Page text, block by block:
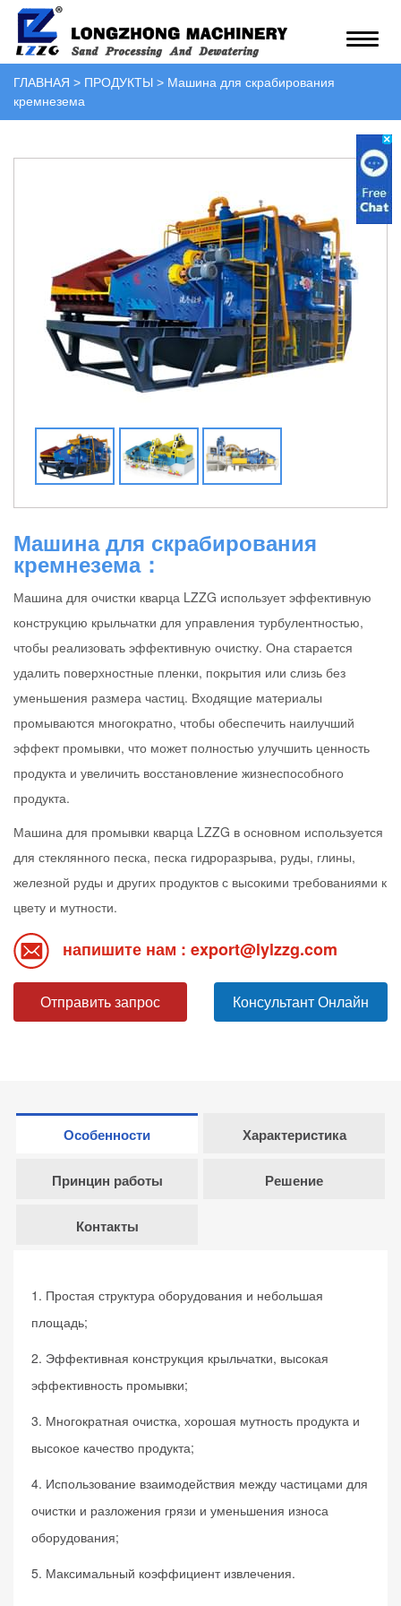
ГЛАВНАЯ > ПРОДУКТЫ > Машина для скрабирования
кремнезема
Машина для скрабирования
кремнезема：
Машина для очистки кварца LZZG использует эффективную
конструкцию крыльчатки для управления турбулентностью,
чтобы реализовать эффективную очистку. Она старается
удалить поверхностные пленки, покрытия или слизь без
уменьшения размера частиц. Входящие материалы
промываются многократно, чтобы обеспечить наилучший
эффект промывки, что может полностью улучшить ценность
продукта и увеличить восстановление жизнеспособного
продукта.
Машина для промывки кварца LZZG в основном используется
для стеклянного песка, песка гидроразрыва, руды, глины,
железной руды и других продуктов с высокими требованиями к
цвету и мутности.
напишите нам : export@lylzzg.com
Отправить запрос Консультант Онлайн
Особенности Характеристика
Принцин работы Решение
Контакты
1. Простая структура оборудования и небольшая
площадь;
2. Эффективная конструкция крыльчатки, высокая
эффективность промывки;
3. Многократная очистка, хорошая мутность продукта и
высокое качество продукта;
4. Использование взаимодействия между частицами для
очистки и разложения грязи и уменьшения износа
оборудования;
5. Максимальный коэффициент извлечения.